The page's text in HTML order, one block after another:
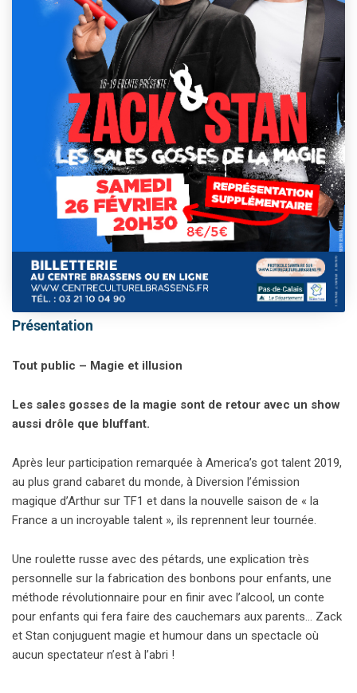
This event has passed.
Présentation
Tout public – Magie et illusion
Les sales gosses de la magie sont de retour avec un show
aussi drôle que bluffant.
Après leur participation remarquée à America’s got talent 2019,
au plus grand cabaret du monde, à Diversion l’émission
magique d’Arthur sur TF1 et dans la nouvelle saison de « la
France a un incroyable talent », ils reprennent leur tournée.
Une roulette russe avec des pétards, une explication très
personnelle sur la fabrication des bonbons pour enfants, une
méthode révolutionnaire pour en finir avec l’alcool, un conte
pour enfants qui fera faire des cauchemars aux parents… Zack
et Stan conjuguent magie et humour dans un spectacle où
aucun spectateur n’est à l’abri !